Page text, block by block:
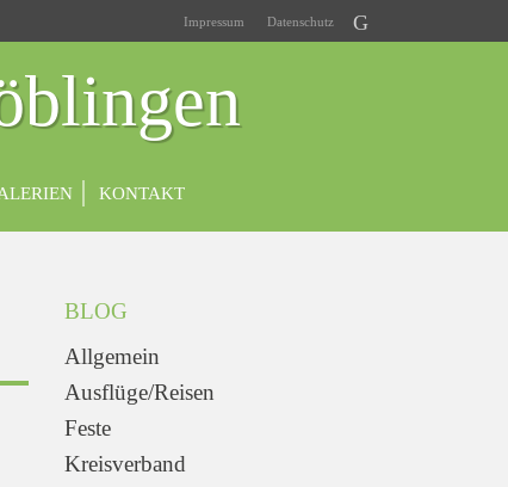
Impressum Datenschutz
KONTAKT
BLOG
Allgemein
Ausflüge/Reisen
Feste
Kreisverband